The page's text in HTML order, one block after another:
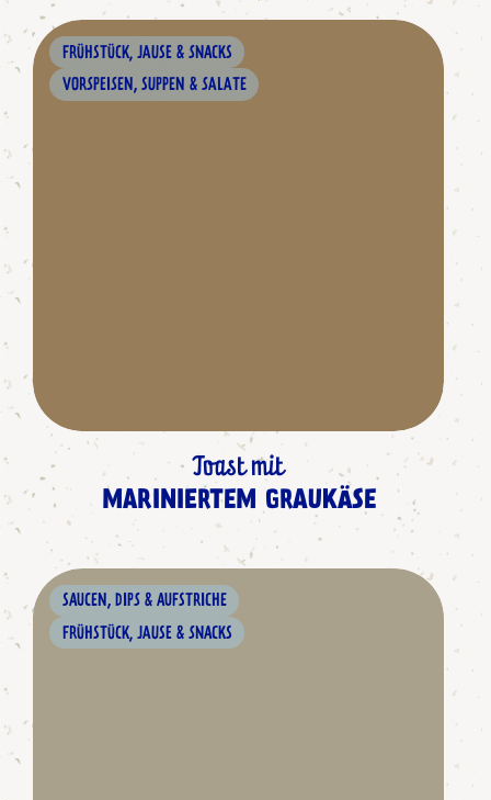
FRÜHSTÜCK, JAUSE & SNACKS
VORSPEISEN, SUPPEN & SALATE
Toast mit
MARINIERTEM GRAUKÄSE
SAUCEN, DIPS & AUFSTRICHE
FRÜHSTÜCK, JAUSE & SNACKS